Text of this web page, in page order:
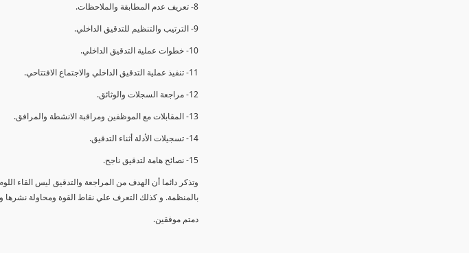
8- تعريف عدم المطابقة والملاحظات.
9- الترتيب والتنظيم للتدقيق الداخلي.
10- خطوات عملية التدقيق الداخلي.
11- تنفيذ عملية التدقيق الداخلي والاجتماع الافتتاحي.
12- مراجعة السجلات والوثائق.
13- المقابلات مع الموظفين ومراقبة الانشطة والمرافق.
14- تسجيلات الأدلة أثناء التدقيق.
15- نصائح هامة لتدقيق ناجح.
وتذكر دائما أن الهدف من المراجعة والتدقيق ليس القاء
بالمنظمة. و كذلك التعرف علي نقاط القوة ومحاولة نشرها
دمتم موفقين.